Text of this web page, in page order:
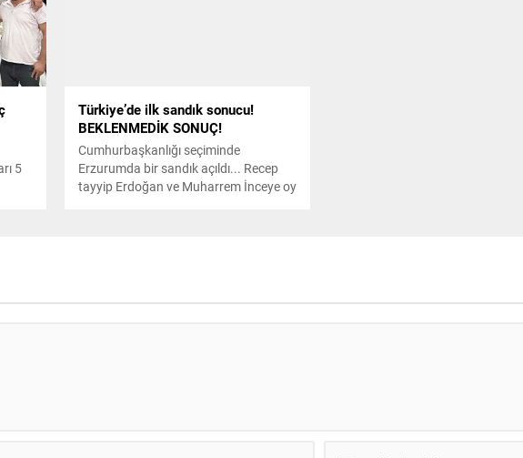
5
Türkiye’de ilk sandık sonucu!
BEKLENMEDİK SONUÇ!
Cumhurbaşkanlığı seçiminde
Erzurumda bir sandık açıldı... Recep
tayyip Erdoğan ve Muharrem İnceye oy